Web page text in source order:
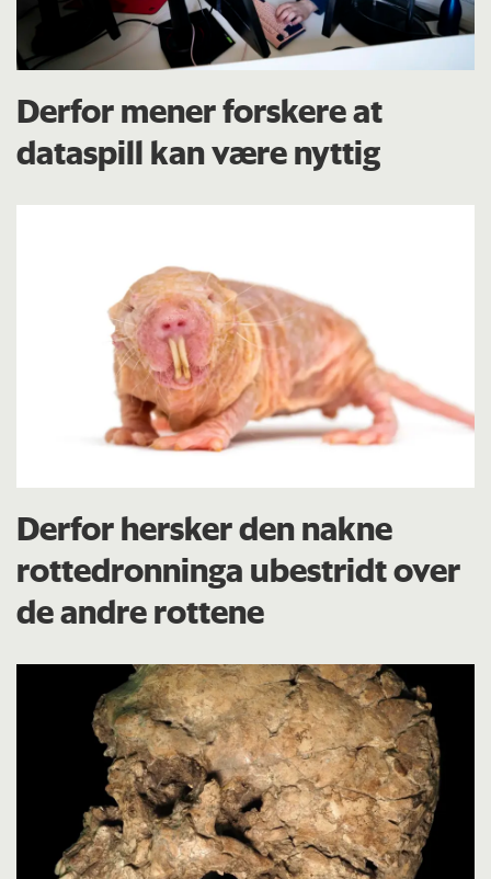
Derfor mener forskere at
dataspill kan være nyttig
Derfor hersker den nakne
rottedronninga ubestridt over
de andre rottene